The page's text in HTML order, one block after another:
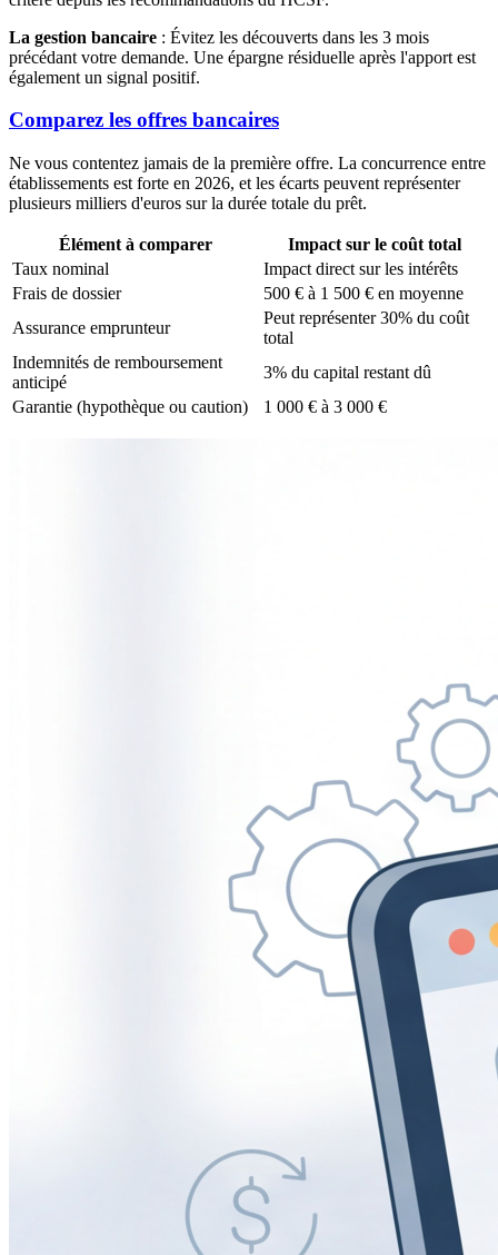
La gestion bancaire : Évitez les découverts dans les 3 mois
précédant votre demande. Une épargne résiduelle après l'apport est
également un signal positif.
Comparez les offres bancaires
Ne vous contentez jamais de la première offre. La concurrence entre
établissements est forte en 2026, et les écarts peuvent représenter
plusieurs milliers d'euros sur la durée totale du prêt.
Élément à comparer
Impact sur le coût total
Taux nominal
Impact direct sur les intérêts
Frais de dossier
500 € à 1 500 € en moyenne
Assurance emprunteur
Peut représenter 30% du coût
total
Indemnités de remboursement
anticipé
3% du capital restant dû
Garantie (hypothèque ou caution)
1 000 € à 3 000 €